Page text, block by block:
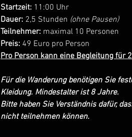
Startzeit: 11:00 Uhr
Dauer: 2,5 Stunden (ohne Pausen)
Teilnehmer: maximal 10 Personen
Preis: 49 Euro pro Person
Pro Person kann eine Begleitung für
Für die Wanderung benötigen Sie
Kleidung. Mindestalter ist 8 Jahre.
Bitte haben Sie Verständnis dafür,
nicht teilnehmen können.